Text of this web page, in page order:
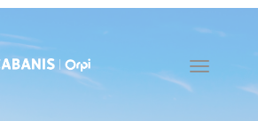
Toggle